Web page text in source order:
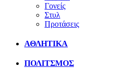
Γονείς
Στυλ
Προτάσεις
ΑΘΛΗΤΙΚΑ
ΠΟΛΙΤΣΜΟΣ